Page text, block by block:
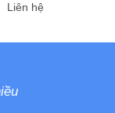
Liên hệ